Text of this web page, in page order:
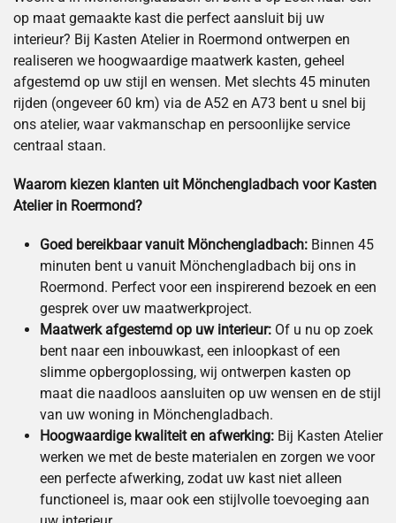
op maat gemaakte kast die perfect aansluit bij uw
interieur? Bij Kasten Atelier in Roermond ontwerpen en
realiseren we hoogwaardige maatwerk kasten, geheel
afgestemd op uw stijl en wensen. Met slechts 45 minuten
rijden (ongeveer 60 km) via de A52 en A73 bent u snel bij
ons atelier, waar vakmanschap en persoonlijke service
centraal staan.
Waarom kiezen klanten uit Mönchengladbach voor Kasten
Atelier in Roermond?
Goed bereikbaar vanuit Mönchengladbach: Binnen 45
minuten bent u vanuit Mönchengladbach bij ons in
Roermond. Perfect voor een inspirerend bezoek en een
gesprek over uw maatwerkproject.
Maatwerk afgestemd op uw interieur: Of u nu op zoek
bent naar een inbouwkast, een inloopkast of een
slimme opbergoplossing, wij ontwerpen kasten op
maat die naadloos aansluiten op uw wensen en de stijl
van uw woning in Mönchengladbach.
Hoogwaardige kwaliteit en afwerking: Bij Kasten Atelier
werken we met de beste materialen en zorgen we voor
een perfecte afwerking, zodat uw kast niet alleen
functioneel is, maar ook een stijlvolle toevoeging aan